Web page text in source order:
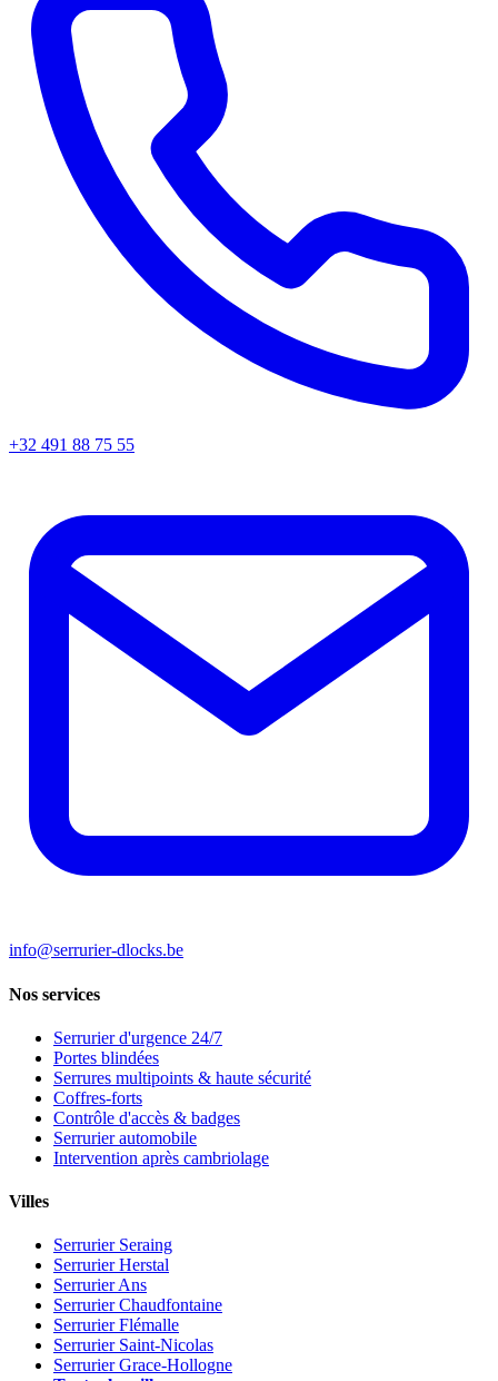
+32 491 88 75 55
info@serrurier-dlocks.be
Nos services
Serrurier d'urgence 24/7
Portes blindées
Serrures multipoints & haute sécurité
Coffres-forts
Contrôle d'accès & badges
Serrurier automobile
Intervention après cambriolage
Villes
Serrurier Seraing
Serrurier Herstal
Serrurier Ans
Serrurier Chaudfontaine
Serrurier Flémalle
Serrurier Saint-Nicolas
Serrurier Grace-Hollogne